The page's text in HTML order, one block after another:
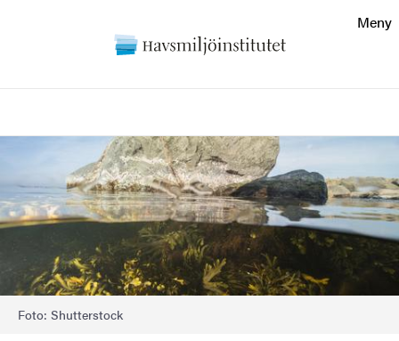
Om webbplatsen
Meny
Bild
Foto: Shutterstock